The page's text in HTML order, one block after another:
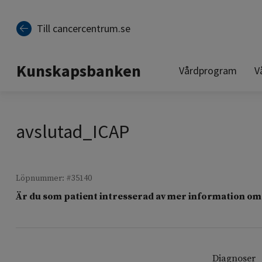
Till cancercentrum.se
Kunskapsbanken Vårdprogram
avslutad_ICAP
Löpnummer: #35140
Är du som patient intresserad av mer information
Diagnoser